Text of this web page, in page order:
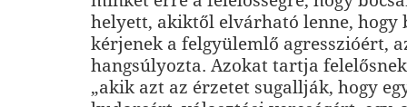
helyett, akiktől elvárható lenne, hogy
kérjenek a felgyülemlő agresszióért,
hangsúlyozta. Azokat tartja
„akik azt az érzetet sugallják, hogy